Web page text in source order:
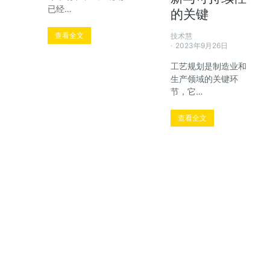
已经…
查看全文
的关键
技术慧
2023年9月26日
工艺规划是制造业和
生产领域的关键环
节，它…
查看全文